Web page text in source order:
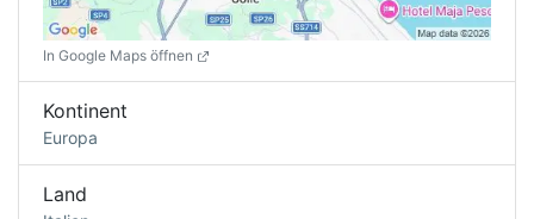
In Google Maps öffnen
Kontinent
Europa
Land